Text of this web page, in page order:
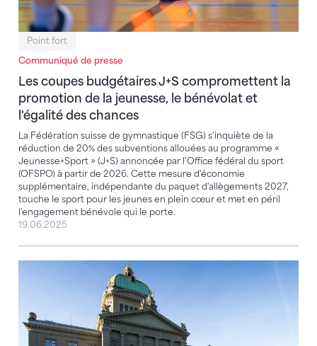
Point fort
Communiqué de presse
Les coupes budgétaires J+S compromettent la
promotion de la jeunesse, le bénévolat et
l'égalité des chances
La Fédération suisse de gymnastique (FSG) s'inquiète de la
réduction de 20% des subventions allouées au programme «
Jeunesse+Sport » (J+S) annoncée par l'Office fédéral du sport
(OFSPO) à partir de 2026. Cette mesure d'économie
supplémentaire, indépendante du paquet d'allègements 2027,
touche le sport pour les jeunes en plein cœur et met en péril
l'engagement bénévole qui le porte.
19.06.2025
Consultée à propos du programme d’allègement